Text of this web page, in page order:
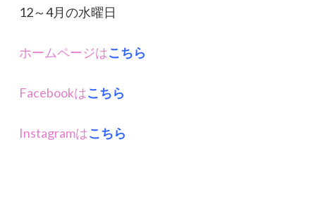
12～4月の水曜日
ホームページはこちら
Facebookはこちら
Instagramはこちら